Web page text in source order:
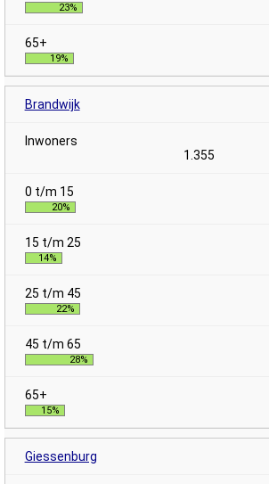
23%
19%
Brandwijk
1.355
20%
14%
22%
28%
15%
Giessenburg